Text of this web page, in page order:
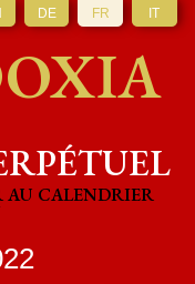
DE FR IT
AU CALENDRIER